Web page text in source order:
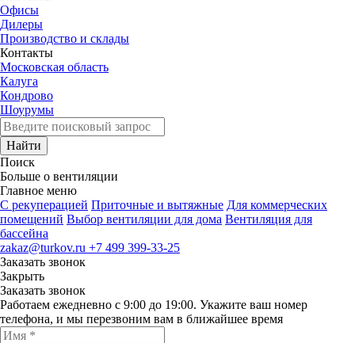
Офисы
Дилеры
Производство и склады
Контакты
Московская область
Калуга
Кондрово
Шоурумы
Найти
Поиск
Больше о вентиляции
Главное меню
C рекуперацией Приточные и вытяжные Для коммерческих
помещений Выбор вентиляции для дома Вентиляция для
бассейна
zakaz@turkov.ru +7 499 399-33-25
Заказать звонок
Закрыть
Заказать звонок
Работаем ежедневно с 9:00 до 19:00. Укажите ваш номер
телефона, и мы перезвоним вам в ближайшее время